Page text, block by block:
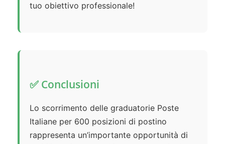
tuo obiettivo professionale!
✅ Conclusioni
Lo scorrimento delle graduatorie Poste
Italiane per 600 posizioni di postino
rappresenta un’importante opportunità di